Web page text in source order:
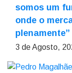
somos um
onde o
plenamente”
3 de Agosto,